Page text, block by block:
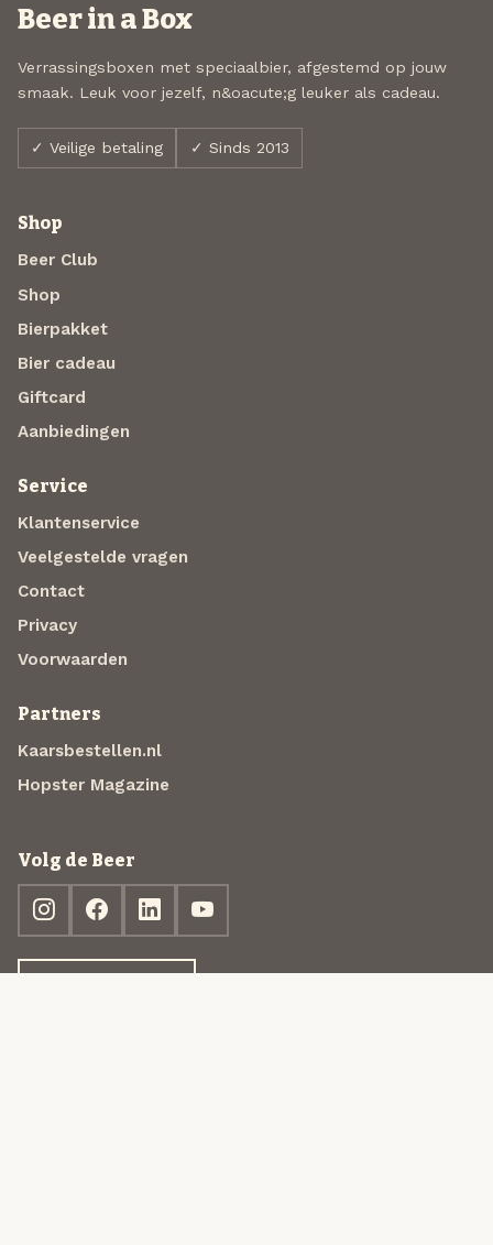
Beer in a Box
Verrassingsboxen met speciaalbier, afgestemd op jouw
smaak. Leuk voor jezelf, n&oacute;g leuker als cadeau.
✓ Veilige betaling ✓ Sinds 2013
Shop
Beer Club
Shop
Bierpakket
Bier cadeau
Giftcard
Aanbiedingen
Service
Klantenservice
Veelgestelde vragen
Contact
Privacy
Voorwaarden
Partners
Kaarsbestellen.nl
Hopster Magazine
Volg de Beer